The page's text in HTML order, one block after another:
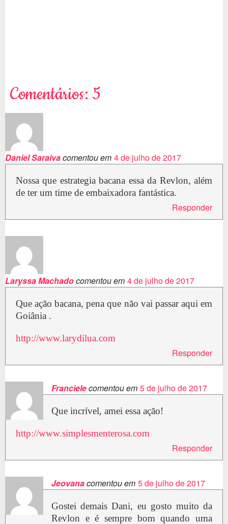
Comentários: 5
Daniel Saraivacomentou em 4 de julho de 2017
Nossa que estrategia bacana essa da Revlon, além
de ter um time de embaixadora fantástica.
Responder
Laryssa Machadocomentou em 4 de julho de 2017
Que ação bacana, pena que não vai passar aqui em
Goiânia .
http://www.larydilua.com
Responder
Francielecomentou em 5 de julho de 2017
Que incrível, amei essa ação!
http://www.simplesmenterosa.com
Responder
Jeovanacomentou em 5 de julho de 2017
Gostei demais Dani, eu gosto muito da
Revlon e é sempre bom quando uma